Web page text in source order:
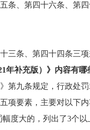
条、第四十六条、第
三条、第四十四条三项
年补充版）》内容有哪
第九条规定，行政处
项要素，主要对以下内
度大的，列出了3个以